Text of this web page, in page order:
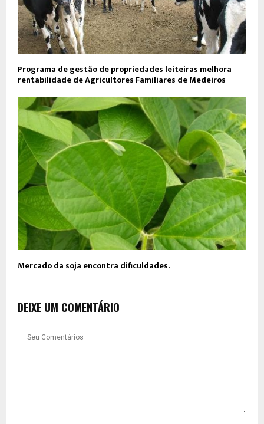
Programa de gestão de propriedades leiteiras melhora
rentabilidade de Agricultores Familiares de Medeiros
Mercado da soja encontra dificuldades.
DEIXE UM COMENTÁRIO